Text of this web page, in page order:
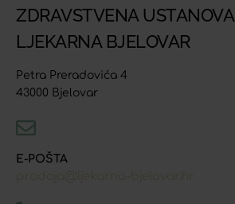
ZDRAVSTVENA USTANOVA
LJEKARNA BJELOVAR
Petra Preradovića 4
43000 Bjelovar
E-POŠTA